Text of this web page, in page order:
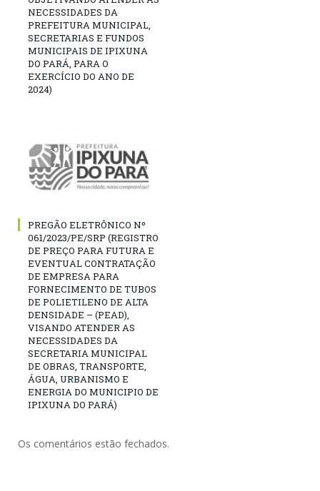
NECESSIDADES DA
PREFEITURA MUNICIPAL,
SECRETARIAS E FUNDOS
MUNICIPAIS DE IPIXUNA
DO PARÁ, PARA O
EXERCÍCIO DO ANO DE
2024)
PREGÃO ELETRÔNICO Nº
061/2023/PE/SRP (REGISTRO
DE PREÇO PARA FUTURA E
EVENTUAL CONTRATAÇÃO
DE EMPRESA PARA
FORNECIMENTO DE TUBOS
DE POLIETILENO DE ALTA
DENSIDADE – (PEAD),
VISANDO ATENDER AS
NECESSIDADES DA
SECRETARIA MUNICIPAL
DE OBRAS, TRANSPORTE,
ÁGUA, URBANISMO E
ENERGIA DO MUNICIPIO DE
IPIXUNA DO PARÁ)
Os comentários estão fechados.